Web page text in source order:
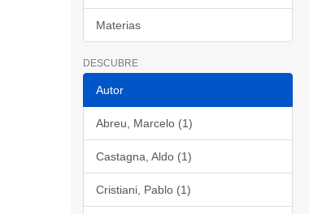
Materias
DESCUBRE
Autor
Abreu, Marcelo (1)
Castagna, Aldo (1)
Cristiani, Pablo (1)